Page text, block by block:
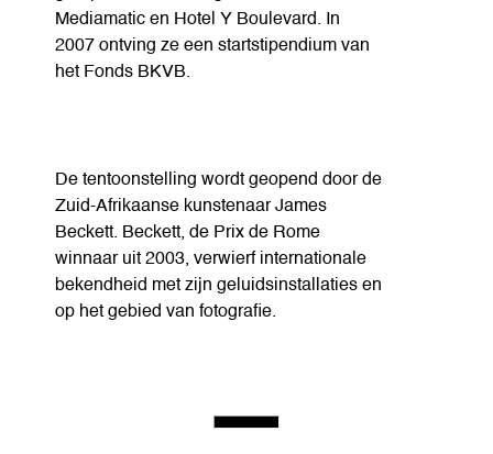
Mediamatic en Hotel Y Boulevard. In
2007 ontving ze een startstipendium van
het Fonds BKVB.
De tentoonstelling wordt geopend door de
Zuid-Afrikaanse kunstenaar James
Beckett. Beckett, de Prix de Rome
winnaar uit 2003, verwierf internationale
bekendheid met zijn geluidsinstallaties en
op het gebied van fotografie.